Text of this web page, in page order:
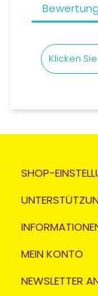
Klicken
SHOP-
MEIN KONTO
NEWSLETTER